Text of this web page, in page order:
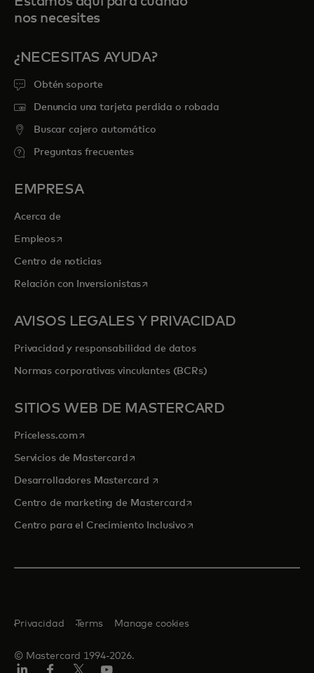
nos necesites
¿NECESITAS AYUDA?
Obtén soporte
Denuncia una tarjeta perdida o robada
Buscar cajero automático
Preguntas frecuentes
EMPRESA
Acerca de
Empleosse abre en una pestaña nueva
Centro de noticias
Relación con Inversionistasse abre en una pestaña nueva
AVISOS LEGALES Y PRIVACIDAD
Privacidad y responsabilidad de datos
Normas corporativas vinculantes (BCRs)
SITIOS WEB DE MASTERCARD
Priceless.com se abre en una pestaña nueva
Servicios de Mastercardse abre en una pestaña nueva
Desarrolladores Mastercard se abre en una pestaña nueva
Centro de marketing de Mastercardse abre en una pestaña
Centro para el Crecimiento Inclusivose abre en una pestaña
© Mastercard 1994-2026.
Privacidad Terms Manage cookies